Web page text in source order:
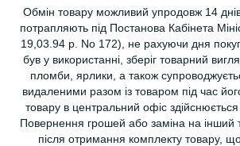
Обмін товару можливий упродовж 14
потрапляють під Постанова Кабінета
19,03.94 р. No 172), не рахуючи дня
був у використанні, зберіг товарний
пломби, ярлики, а також
видаленими разом із товаром під час
товару в центральний офіс здійснюється
Повернення грошей або заміна на інший
після отримання комплекту товару,